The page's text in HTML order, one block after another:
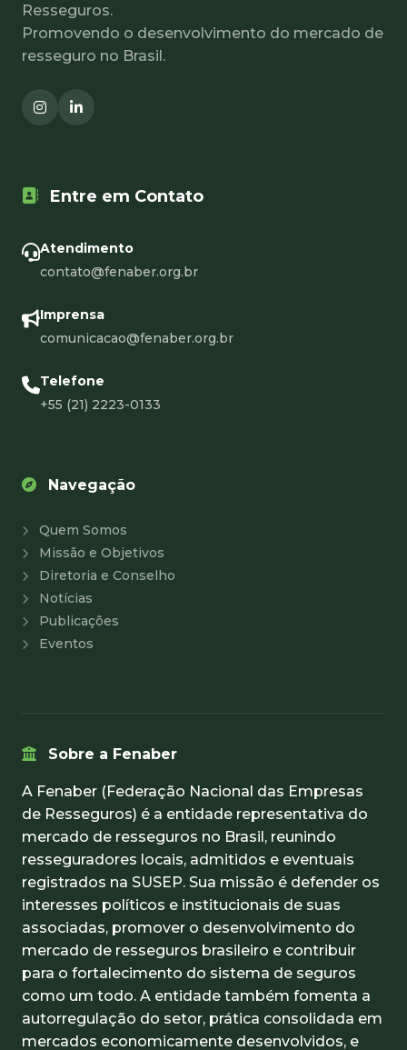
Resseguros.
Promovendo o desenvolvimento do mercado de
resseguro no Brasil.
Entre em Contato
Atendimento
contato@fenaber.org.br
Imprensa
comunicacao@fenaber.org.br
Telefone
+55 (21) 2223-0133
Navegação
Quem Somos
Missão e Objetivos
Diretoria e Conselho
Notícias
Publicações
Eventos
Sobre a Fenaber
A Fenaber (Federação Nacional das Empresas
de Resseguros) é a entidade representativa do
mercado de resseguros no Brasil, reunindo
resseguradores locais, admitidos e eventuais
registrados na SUSEP. Sua missão é defender os
interesses políticos e institucionais de suas
associadas, promover o desenvolvimento do
mercado de resseguros brasileiro e contribuir
para o fortalecimento do sistema de seguros
como um todo. A entidade também fomenta a
autorregulação do setor, prática consolidada em
mercados economicamente desenvolvidos, e